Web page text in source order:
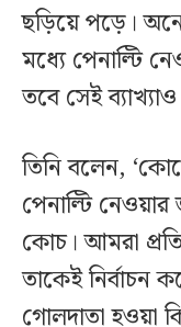
ছড়িয়ে পড়ে।
মধ্যে পেনাল্টি
তবে সেই
তিনি বলেন,
পেনাল্টি
কোচ। আমরা
তাকেই নির্বাচন
গোলদাতা হওয়া